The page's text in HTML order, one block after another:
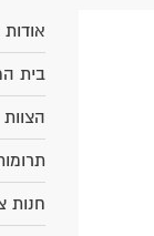
אודות
בית
הצוות
חנות